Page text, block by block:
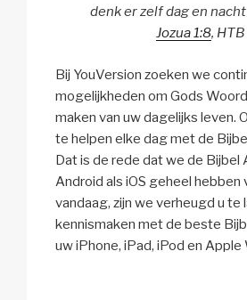
denk er zelf dag en
Jozua 1:8, HTB
Bij YouVersion zoeken we
mogelijkheden om Gods
maken van uw dagelijks leven.
te helpen elke dag met de
Dat is de rede dat we de Bijbel
Android als iOS geheel hebben
vandaag, zijn we verheugd u te
kennismaken met de beste
uw iPhone, iPad, iPod en Apple